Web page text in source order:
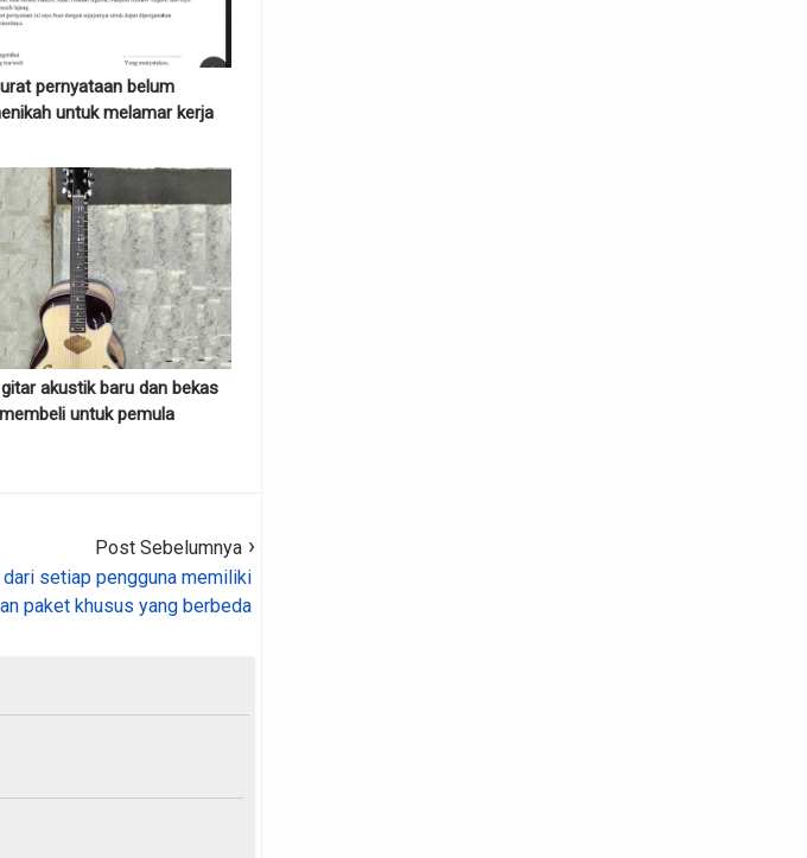
pernyataan belum
untuk melamar kerja
akustik baru dan bekas
untuk pemula
Post Sebelumnya
dari setiap pengguna memiliki
paket khusus yang berbeda